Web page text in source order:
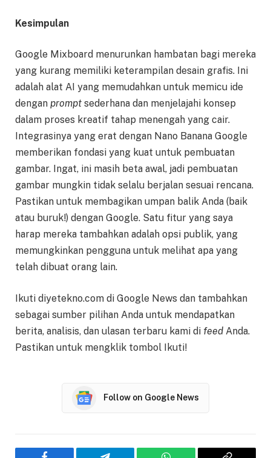
Kesimpulan
Google Mixboard menurunkan hambatan bagi mereka
yang kurang memiliki keterampilan desain grafis. Ini
adalah alat AI yang memudahkan untuk memicu ide
dengan prompt sederhana dan menjelajahi konsep
dalam proses kreatif tahap menengah yang cair.
Integrasinya yang erat dengan Nano Banana Google
memberikan fondasi yang kuat untuk pembuatan
gambar. Ingat, ini masih beta awal, jadi pembuatan
gambar mungkin tidak selalu berjalan sesuai rencana.
Pastikan untuk membagikan umpan balik Anda (baik
atau buruk!) dengan Google. Satu fitur yang saya
harap mereka tambahkan adalah opsi publik, yang
memungkinkan pengguna untuk melihat apa yang
telah dibuat orang lain.
Ikuti diyetekno.com di Google News dan tambahkan
sebagai sumber pilihan Anda untuk mendapatkan
berita, analisis, dan ulasan terbaru kami di feed Anda.
Pastikan untuk mengklik tombol Ikuti!
Follow on Google News